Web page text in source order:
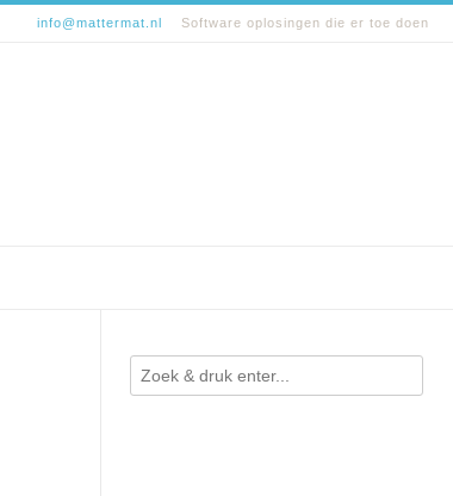
info@mattermat.nl Software oplosingen die er toe doen